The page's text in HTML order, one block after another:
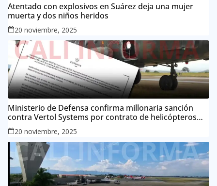
Atentado con explosivos en Suárez deja una mujer
muerta y dos niños heridos
20 noviembre, 2025
Ministerio de Defensa confirma millonaria sanción
contra Vertol Systems por contrato de helicópteros
MI-1720 noviembre, 2025